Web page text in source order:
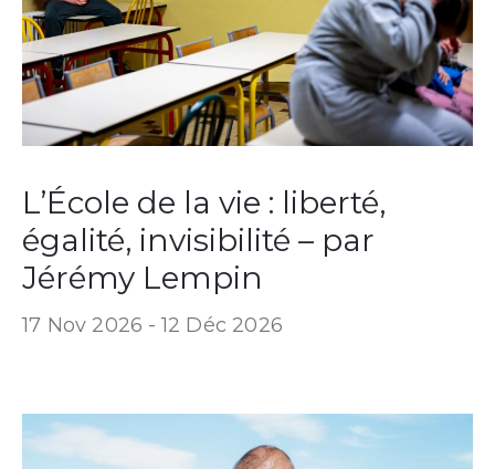
L’École de la vie : liberté,
égalité, invisibilité – par
Jérémy Lempin
17 Nov 2026 - 12 Déc 2026